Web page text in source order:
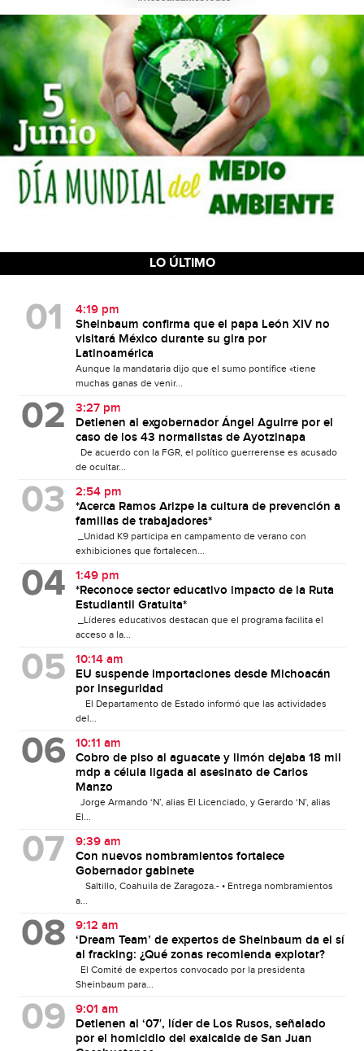
LO ÚLTIMO
4:19 pm
Sheinbaum confirma que el papa León XIV no
visitará México durante su gira por
Latinoamérica
Aunque la mandataria dijo que el sumo pontífice «tiene
muchas ganas de venir...
3:27 pm
Detienen al exgobernador Ángel Aguirre por el
caso de los 43 normalistas de Ayotzinapa
De acuerdo con la FGR, el político guerrerense es acusado
de ocultar...
2:54 pm
*Acerca Ramos Arizpe la cultura de prevención a
familias de trabajadores*
_Unidad K9 participa en campamento de verano con
exhibiciones que fortalecen...
1:49 pm
*Reconoce sector educativo impacto de la Ruta
Estudiantil Gratuita*
_Líderes educativos destacan que el programa facilita el
acceso a la...
10:14 am
EU suspende importaciones desde Michoacán
por inseguridad
El Departamento de Estado informó que las actividades
del...
10:11 am
Cobro de piso al aguacate y limón dejaba 18 mil
mdp a célula ligada al asesinato de Carlos
Manzo
Jorge Armando ‘N’, alias El Licenciado, y Gerardo ‘N’, alias
El...
9:39 am
Con nuevos nombramientos fortalece
Gobernador gabinete
Saltillo, Coahuila de Zaragoza.- • Entrega nombramientos
a...
9:12 am
‘Dream Team’ de expertos de Sheinbaum da el sí
al fracking: ¿Qué zonas recomienda explotar?
El Comité de expertos convocado por la presidenta
Sheinbaum para...
9:01 am
Detienen al ‘07′, líder de Los Rusos, señalado
por el homicidio del exalcalde de San Juan